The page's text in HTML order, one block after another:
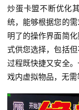
炒蛋卡盟不断优化
统，能够根据您的
明了的操作界面简
式供您选择，包括
过程既快捷又安全
戏内虚拟物品，无需